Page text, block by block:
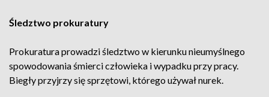
Śledztwo prokuratury
Prokuratura prowadzi śledztwo w kierunku nieumyślnego
spowodowania śmierci człowieka i wypadku przy pracy.
Biegły przyjrzy się sprzętowi, którego używał nurek.